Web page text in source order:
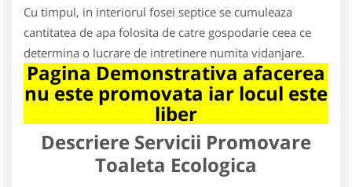
Cu timpul, in interiorul fosei septice se cumuleaza
cantitatea de apa folosita de catre gospodarie ceea ce
determina o lucrare de intretinere numita vidanjare.
Pagina Demonstrativa afacerea
nu este promovata iar locul este
liber
Descriere Servicii Promovare
Toaleta Ecologica